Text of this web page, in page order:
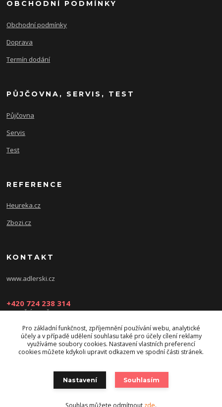
OBCHODNÍ PODMÍNKY
Obchodní podmínky
Doprava
Termín dodání
PŮJČOVNA, SERVIS, TEST
Půjčovna
Servis
Test
REFERENCE
Heureka.cz
Zbozi.cz
KONTAKT
www.adlerski.cz
+420 724 238 314
PONDĚLÍ-NEDĚLE: 8:30-16:30
eshop@adler-ski.cz
Pro základní funkčnost, zpříjemnění používání webu, analytické
účely a v případě udělení souhlasu také pro účely cílení reklamy
využíváme soubory cookies. Nastavení vlastních preferencí
cookies můžete kdykoli upravit odkazem ve spodní části stránek.
Nastavení Souhlasím
Souhlas můžete odmítnout zde.